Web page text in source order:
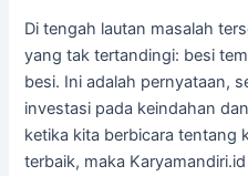
Di tengah lautan masalah
yang tak tertandingi: besi
besi. Ini adalah pernyataan,
investasi pada keindahan
ketika kita berbicara tentang
terbaik, maka